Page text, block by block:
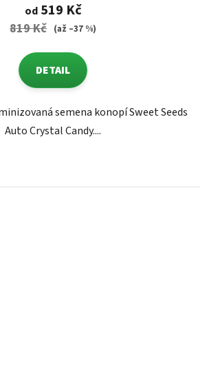
od519 Kč
819 Kč (až –37 %)
DETAIL
semena konopí Sweet Seeds
Auto Crystal Candy....